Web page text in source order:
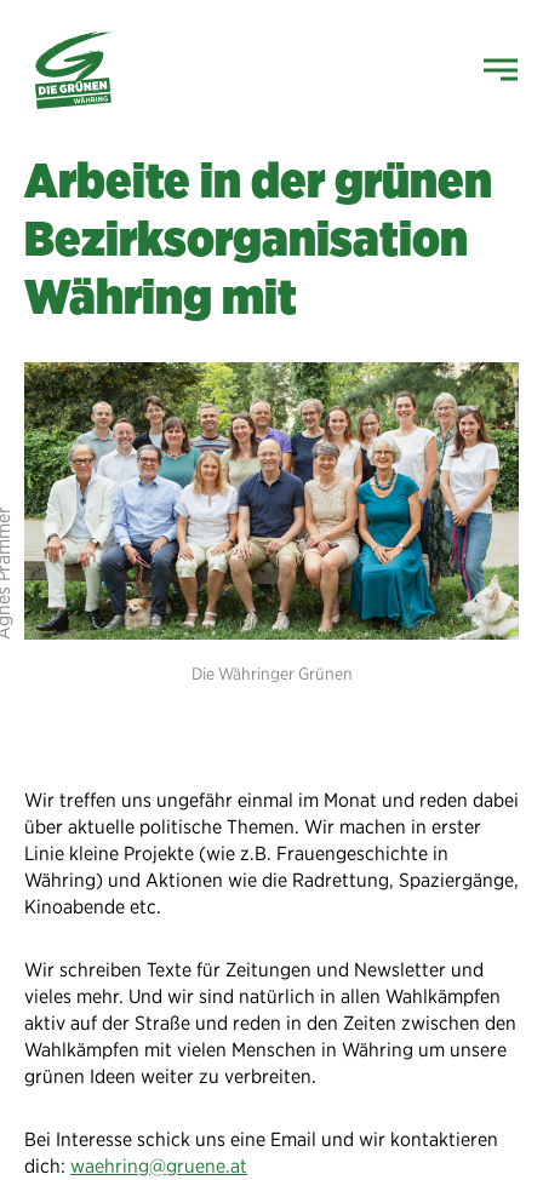
Arbeite in der grünen
Bezirksorganisation
Währing mit
Die Währinger Grünen
Wir treffen uns ungefähr einmal im Monat und reden dabei
über aktuelle politische Themen. Wir machen in erster
Linie kleine Projekte (wie z.B. Frauengeschichte in
Währing) und Aktionen wie die Radrettung, Spaziergänge,
Kinoabende etc.
Wir schreiben Texte für Zeitungen und Newsletter und
vieles mehr. Und wir sind natürlich in allen Wahlkämpfen
aktiv auf der Straße und reden in den Zeiten zwischen den
Wahlkämpfen mit vielen Menschen in Währing um unsere
grünen Ideen weiter zu verbreiten.
Bei Interesse schick uns eine Email und wir kontaktieren
dich: waehring@gruene.at